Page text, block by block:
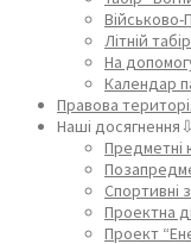
Військово-
Літній
На
Календар
Правова
Наші досягнення⇩
Предметні
Спортивні
Проектна
Проект